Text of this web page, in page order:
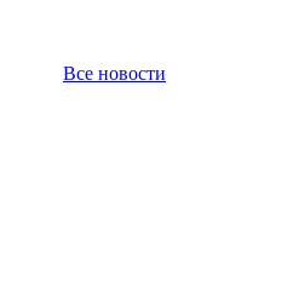
Все новости